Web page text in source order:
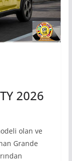
2026
olan ve
Grande